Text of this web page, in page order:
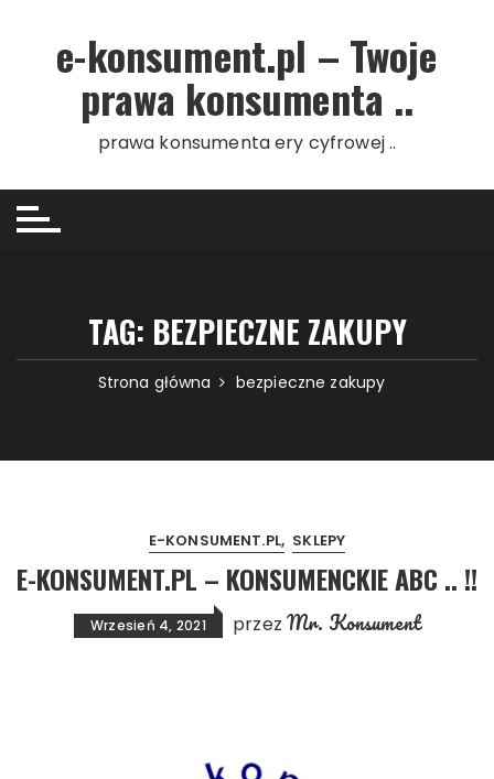
e-konsument.pl – Twoje
prawa konsumenta ..
prawa konsumenta ery cyfrowej ..
TAG: BEZPIECZNE ZAKUPY
Strona główna bezpieczne zakupy
E-KONSUMENT.PL SKLEPY
E-KONSUMENT.PL – KONSUMENCKIE ABC .. !!
Wrzesień 4, 2021 przezMr. Konsument